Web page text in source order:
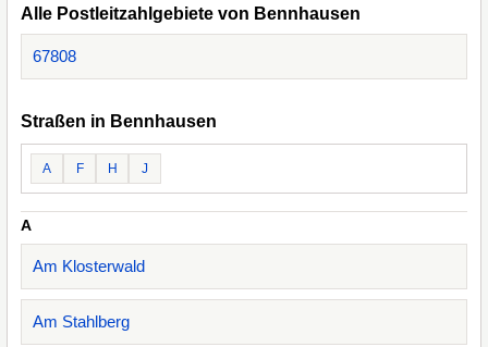
Alle Postleitzahlgebiete von Bennhausen
67808
Straßen in Bennhausen
A F H J
A
Am Klosterwald
Am Stahlberg